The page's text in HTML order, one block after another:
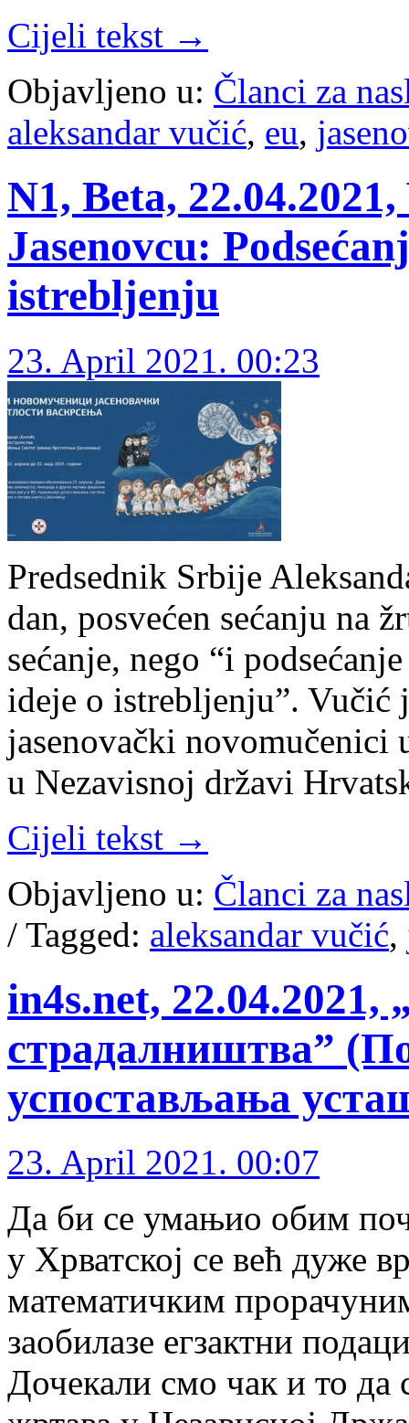
Cijeli tekst →
Objavljeno u: Članci za
aleksandar vučić, eu,
N1, Beta,
Jasenovcu:
istrebljenju
23. April 2021. 00:23
Predsednik Srbije
dan, posvećen sećanju na
sećanje, nego “i
ideje o istrebljenju”. Vučić
jasenovački novomučenici
u Nezavisnoj državi
Cijeli tekst →
Objavljeno u: Članci za
/ Tagged: aleksandar vučić,
in4s.net, 22.04.2021,
страдалништва”
успостављања
23. April 2021. 00:07
Да би се умањио обим
у Хрватској се већ дуже
математичким
заобилазе егзактни
Дочекали смо чак и то да